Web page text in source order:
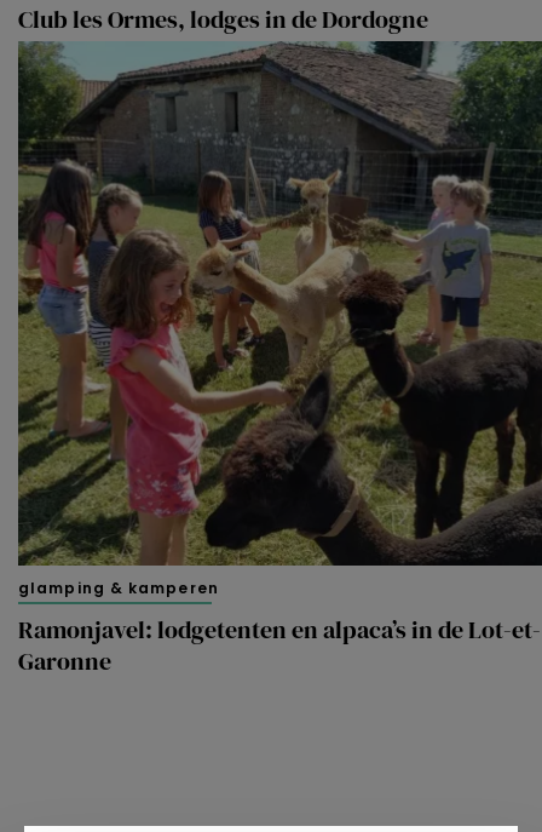
Club les Ormes, lodges in de Dordogne
glamping & kamperen
Ramonjavel: lodgetenten en alpaca’s in de Lot-et-
Garonne